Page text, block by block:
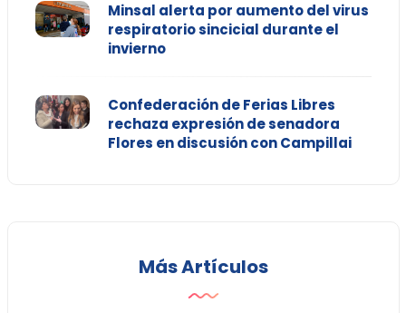
Minsal alerta por aumento del virus
respiratorio sincicial durante el
invierno
Confederación de Ferias Libres
rechaza expresión de senadora
Flores en discusión con Campillai
Más Artículos